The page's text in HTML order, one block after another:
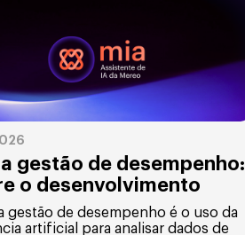
gestão de desempenho:
o desenvolvimento
gestão de desempenho é o uso da
artificial para analisar dados de